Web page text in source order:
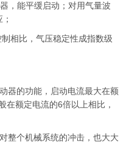
，能平缓启动；对用气量波
比，气压稳定性成指数级
的功能，启动电流最大在额
在额定电流的6倍以上相比，
个机械系统的冲击，也大大